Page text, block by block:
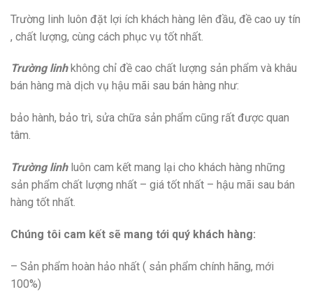
Trường linh luôn đặt lợi ích khách hàng lên đầu, đề cao uy tín
, chất lượng, cùng cách phục vụ tốt nhất.
Trường linhkhông chỉ đề cao chất lượng sản phẩm và khâu
bán hàng mà dịch vụ hậu mãi sau bán hàng như:
bảo hành, bảo trì, sửa chữa sản phẩm cũng rất được quan
tâm.
Trường linh luôn cam kết mang lại cho khách hàng những
sản phẩm chất lượng nhất – giá tốt nhất – hậu mãi sau bán
hàng tốt nhất.
Chúng tôi cam kết sẽ mang tới quý khách hàng:
– Sản phẩm hoàn hảo nhất ( sản phẩm chính hãng, mới
100%)